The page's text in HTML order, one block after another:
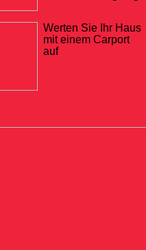
Werten Sie Ihr Haus
mit einem Carport
auf